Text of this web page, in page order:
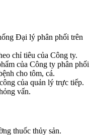
Đại lý phân phối trên
chỉ tiêu của Công ty.
của Công ty phân phối
cho tôm, cá.
của quản lý trực tiếp.
vấn.
thuốc thủy sản.